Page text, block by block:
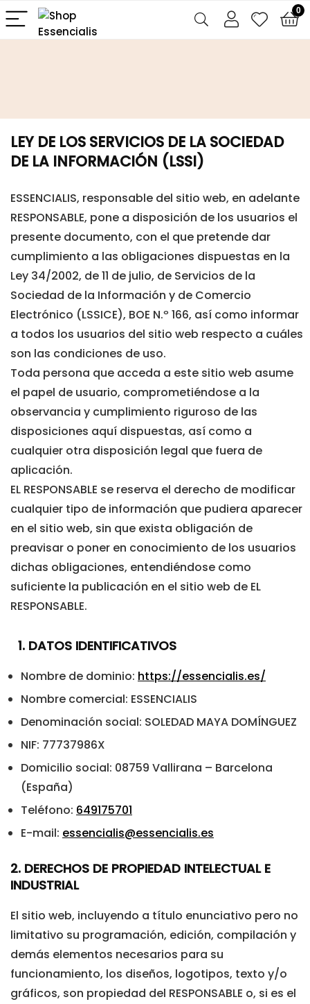
0
LEY DE LOS SERVICIOS DE LA SOCIEDAD
DE LA INFORMACIÓN (LSSI)
ESSENCIALIS, responsable del sitio web, en adelante
RESPONSABLE, pone a disposición de los usuarios el
presente documento, con el que pretende dar
cumplimiento a las obligaciones dispuestas en la
Ley 34/2002, de 11 de julio, de Servicios de la
Sociedad de la Información y de Comercio
Electrónico (LSSICE), BOE N.º 166, así como informar
a todos los usuarios del sitio web respecto a cuáles
son las condiciones de uso.
Toda persona que acceda a este sitio web asume
el papel de usuario, comprometiéndose a la
observancia y cumplimiento riguroso de las
disposiciones aquí dispuestas, así como a
cualquier otra disposición legal que fuera de
aplicación.
EL RESPONSABLE se reserva el derecho de modificar
cualquier tipo de información que pudiera aparecer
en el sitio web, sin que exista obligación de
preavisar o poner en conocimiento de los usuarios
dichas obligaciones, entendiéndose como
suficiente la publicación en el sitio web de EL
RESPONSABLE.
1. DATOS IDENTIFICATIVOS
Nombre de dominio: https://essencialis.es/
Nombre comercial: ESSENCIALIS
Denominación social: SOLEDAD MAYA DOMÍNGUEZ
NIF: 77737986X
Domicilio social: 08759 Vallirana – Barcelona
(España)
Teléfono: 649175701
E-mail: essencialis@essencialis.es
2. DERECHOS DE PROPIEDAD INTELECTUAL E
INDUSTRIAL
El sitio web, incluyendo a título enunciativo pero no
limitativo su programación, edición, compilación y
demás elementos necesarios para su
funcionamiento, los diseños, logotipos, texto y/o
gráficos, son propiedad del RESPONSABLE o, si es el